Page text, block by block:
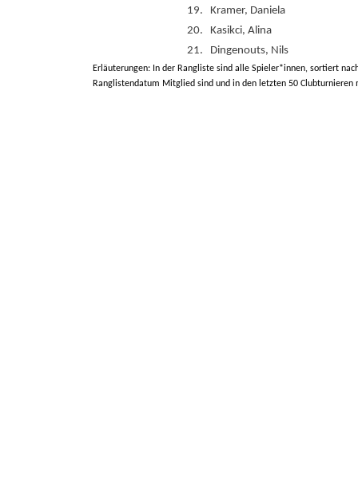
19.
Kramer, Daniela
20.
Kasikci, Alina
21.
Dingenouts, Nils
Erläuterungen: In der Rangliste sind alle Spieler*innen, sortiert
Ranglistendatum Mitglied sind und in den letzten 50 Clubturnieren